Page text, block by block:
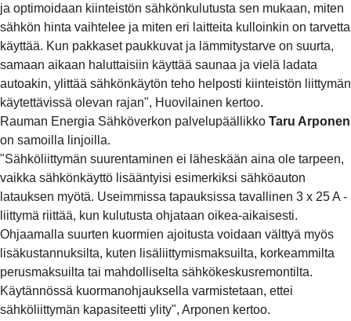
ja optimoidaan kiinteistön sähkönkulutusta sen mukaan, miten
sähkön hinta vaihtelee ja miten eri laitteita kulloinkin on tarvetta
käyttää. Kun pakkaset paukkuvat ja lämmitystarve on suurta,
samaan aikaan haluttaisiin käyttää saunaa ja vielä ladata
autoakin, ylittää sähkönkäytön teho helposti kiinteistön liittymän
käytettävissä olevan rajan", Huovilainen kertoo.
Rauman Energia Sähköverkon palvelupäällikko Taru Arponen
on samoilla linjoilla.
"Sähköliittymän suurentaminen ei läheskään aina ole tarpeen,
vaikka sähkönkäyttö lisääntyisi esimerkiksi sähköauton
latauksen myötä. Useimmissa tapauksissa tavallinen 3 x 25 A -
liittymä riittää, kun kulutusta ohjataan oikea-aikaisesti.
Ohjaamalla suurten kuormien ajoitusta voidaan välttyä myös
lisäkustannuksilta, kuten lisäliittymismaksuilta, korkeammilta
perusmaksuilta tai mahdolliselta sähkökeskusremontilta.
Käytännössä kuormanohjauksella varmistetaan, ettei
sähköliittymän kapasiteetti ylity", Arponen kertoo.